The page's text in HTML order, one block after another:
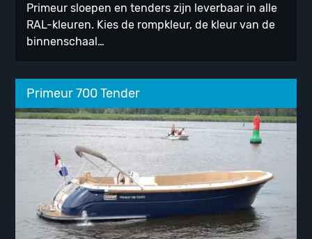
Primeur sloepen en tenders zijn leverbaar in alle
RAL-kleuren. Kies de rompkleur, de kleur van de
binnenschaal…
Primeur 700 Tender